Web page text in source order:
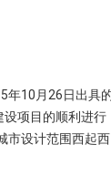
年10月26日出具
项目的顺利进行
市设计范围西起